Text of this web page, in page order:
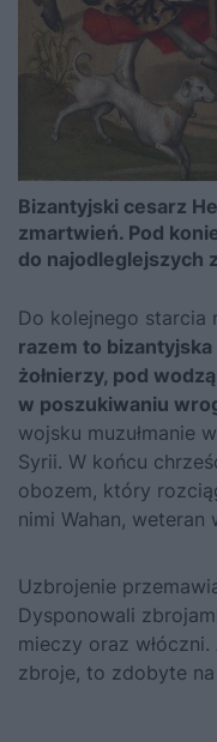
Bizantyjski cesarz
zmartwień. Pod
do najodleglejszych
Do kolejnego starcia
razem to bizantyjska
żołnierzy, pod
w poszukiwaniu
wojsku muzułmanie
Syrii. W końcu
obozem, który
nimi Wahan, weteran
Uzbrojenie
Dysponowali
mieczy oraz
zbroje, to zdobyte